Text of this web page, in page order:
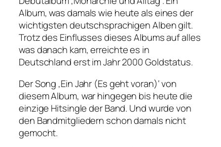
Album, was damals wie heute als eines der
wichtigsten deutschsprachigen Alben gilt.
Trotz des Einflusses dieses Albums auf alles
was danach kam, erreichte es in
Deutschland erst im Jahr 2000 Goldstatus.
Der Song ‚Ein Jahr (Es geht voran)‘ von
diesem Album, war hingegen bis heute die
einzige Hitsingle der Band. Und wurde von
den Bandmitgliedern schon damals nicht
gemocht.